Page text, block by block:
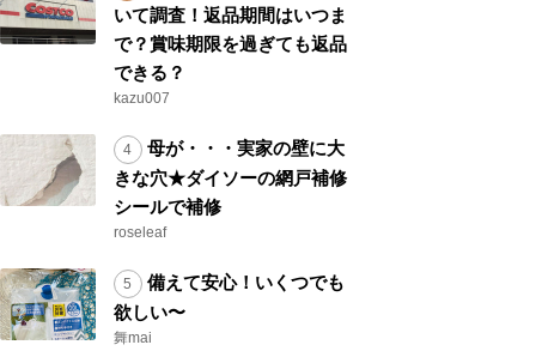
いて調査！返品期間はいつま
で？賞味期限を過ぎても返品
できる？
kazu007
母が・・・実家の壁に大
きな穴★ダイソーの網戸補修
シールで補修
roseleaf
備えて安心！いくつでも
欲しい〜
舞mai